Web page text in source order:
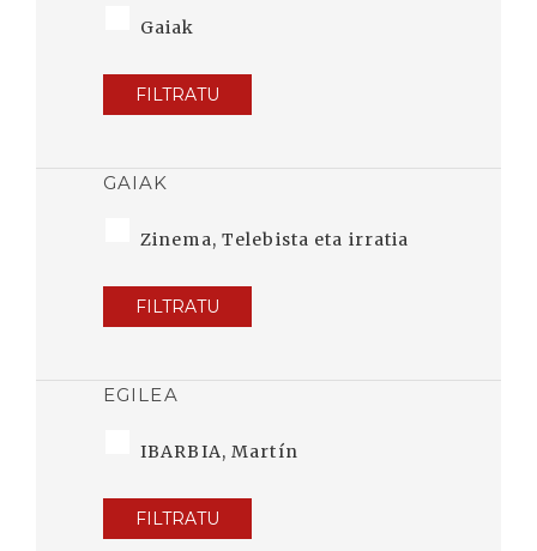
Gaiak
FILTRATU
GAIAK
Zinema, Telebista eta irratia
FILTRATU
EGILEA
IBARBIA, Martín
FILTRATU